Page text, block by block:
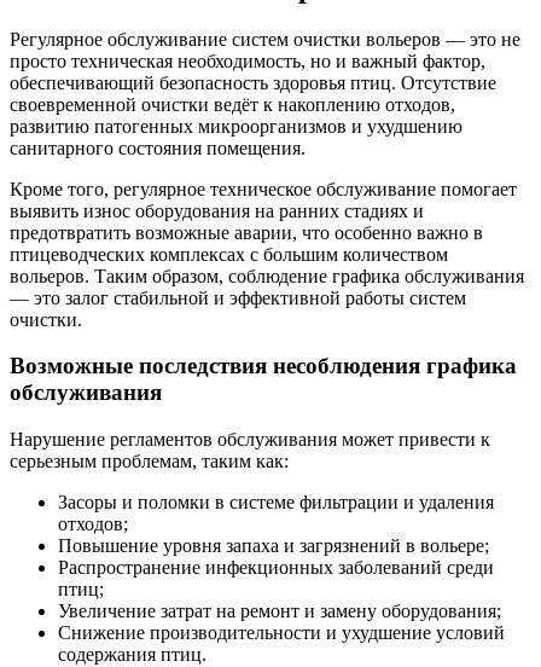
Регулярное обслуживание систем очистки вольеров — это не
просто техническая необходимость, но и важный фактор,
обеспечивающий безопасность здоровья птиц. Отсутствие
своевременной очистки ведёт к накоплению отходов,
развитию патогенных микроорганизмов и ухудшению
санитарного состояния помещения.
Кроме того, регулярное техническое обслуживание помогает
выявить износ оборудования на ранних стадиях и
предотвратить возможные аварии, что особенно важно в
птицеводческих комплексах с большим количеством
вольеров. Таким образом, соблюдение графика обслуживания
— это залог стабильной и эффективной работы систем
очистки.
Возможные последствия несоблюдения графика
обслуживания
Нарушение регламентов обслуживания может привести к
серьезным проблемам, таким как:
Засоры и поломки в системе фильтрации и удаления
отходов;
Повышение уровня запаха и загрязнений в вольере;
Распространение инфекционных заболеваний среди
птиц;
Увеличение затрат на ремонт и замену оборудования;
Снижение производительности и ухудшение условий
содержания птиц.